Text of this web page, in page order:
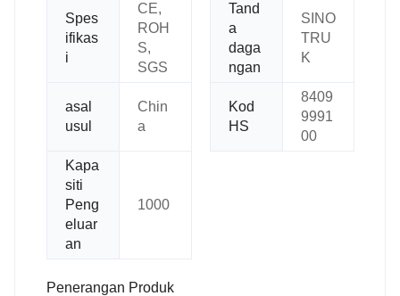
Spes
ifikas
i
CE,
ROH
S,
SGS
Tand
a
daga
ngan
SINO
TRU
K
asal
usul
Chin
a
Kod
HS
8409
9991
00
Kapa
siti
Peng
eluar
an
1000
Penerangan Produk